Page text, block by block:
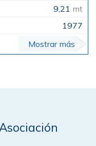
9,21 mt
1977
Mostrar más
Asociación